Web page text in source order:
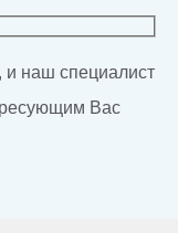
и наш специалист
Вас